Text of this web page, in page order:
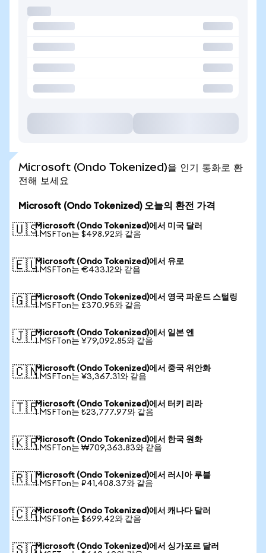
Microsoft (Ondo Tokenized)을 인기 통화로 환
전해 보세요
Microsoft (Ondo Tokenized) 오늘의 환전 가격
🇺🇸Microsoft (Ondo Tokenized)에서 미국 달러
1 MSFTon는 $498.92와 같음
🇪🇺Microsoft (Ondo Tokenized)에서 유로
1 MSFTon는 €433.12와 같음
🇬🇧Microsoft (Ondo Tokenized)에서 영국 파운드 스털링
1 MSFTon는 £370.95와 같음
🇯🇵Microsoft (Ondo Tokenized)에서 일본 엔
1 MSFTon는 ¥79,092.85와 같음
🇨🇳Microsoft (Ondo Tokenized)에서 중국 위안화
1 MSFTon는 ¥3,367.31와 같음
🇹🇷Microsoft (Ondo Tokenized)에서 터키 리라
1 MSFTon는 ₺23,777.97와 같음
🇰🇷Microsoft (Ondo Tokenized)에서 한국 원화
1 MSFTon는 ₩709,363.83와 같음
🇷🇺Microsoft (Ondo Tokenized)에서 러시아 루블
1 MSFTon는 ₽41,408.37와 같음
🇨🇦Microsoft (Ondo Tokenized)에서 캐나다 달러
1 MSFTon는 $699.42와 같음
Microsoft (Ondo Tokenized)에서 싱가포르 달러